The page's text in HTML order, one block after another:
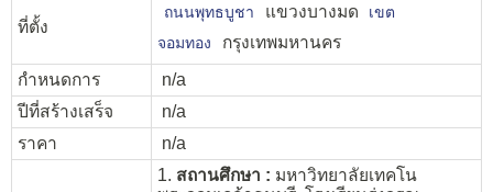
ที่ตั้ง
ถนนพุทธบูชา แขวงบางมด
เขต
จอมทอง
กรุงเทพมหานคร
กำหนดการ
n/a
ปีที่สร้างเสร็จ
n/a
ราคา
n/a
1. สถานศึกษา : มหาวิทยาลัยเทคโน